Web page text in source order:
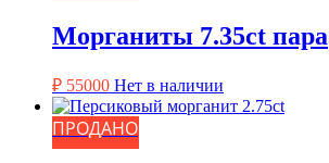
Морганиты 7.35ct пара
₽ 55000 Нет в наличии
ПРОДАНО